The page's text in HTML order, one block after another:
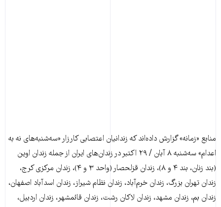
منابع «زمانه» گزارش داده‌اند که زندانیان اعتصابی کارزار «سه‌شنبه‌های نه به
اعدام» سه‌شنبه ۸ آبان / ۲۹ اکتبر در زندان‌های ایران از جمله زندان اوین
(بند زنان، بند ۴ و ۸)، زندان قزلحصار (واحد ۳ و ۴)، زندان مرکزی کرج،
زندان تهران بزرگ، زندان خرم‌آباد، زندان نظام شیراز، زندان اسدآباد اصفهان،
زندان بم، زندان مشهد، زندان لاکان رشت، زندان قائمشهر، زندان اردبیل،